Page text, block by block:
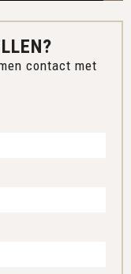
contact met